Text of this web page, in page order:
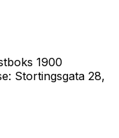
1900
Stortingsgata 28,